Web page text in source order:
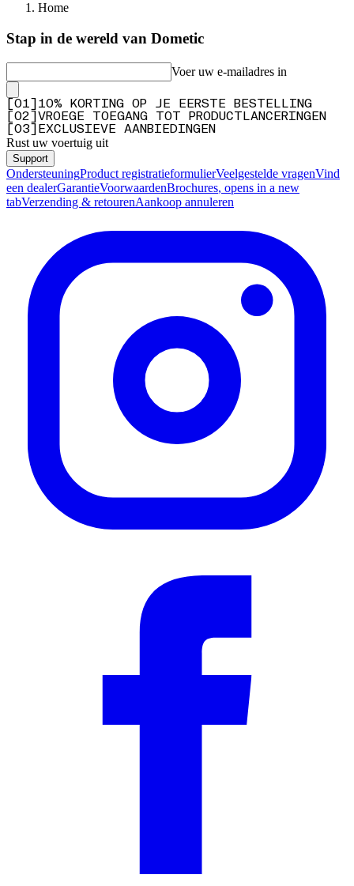
Home
Stap in de wereld van Dometic
Voer uw e-mailadres in
01
10% KORTING OP JE EERSTE BESTELLING
02
VROEGE TOEGANG TOT PRODUCTLANCERINGEN
03 EXCLUSIEVE AANBIEDINGEN
Rust uw voertuig uit
Support
OndersteuningProduct registratieformulierVeelgestelde vragenVind
een dealerGarantieVoorwaardenBrochures, opens in a new
tabVerzending & retourenAankoop annuleren